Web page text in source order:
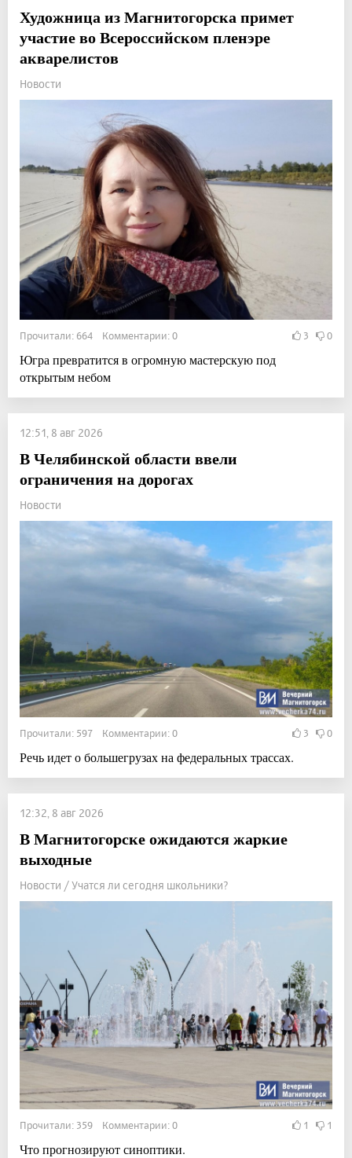
Художница из Магнитогорска примет
участие во Всероссийском пленэре
акварелистов
Новости
Прочитали: 664 Комментарии: 0 3 0
Югра превратится в огромную мастерскую под
открытым небом
12:51, 8 авг 2026
В Челябинской области ввели
ограничения на дорогах
Новости
Прочитали: 597 Комментарии: 0 3 0
Речь идет о большегрузах на федеральных трассах.
12:32, 8 авг 2026
В Магнитогорске ожидаются жаркие
выходные
Новости / Учатся ли сегодня школьники?
Прочитали: 359 Комментарии: 0 1 1
Что прогнозируют синоптики.